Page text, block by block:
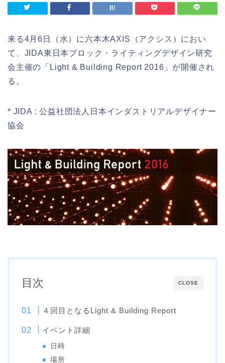
来る4月6日（水）に六本木AXIS（アクシス）におい
て、JIDA東日本ブロック・ライティングデザイン研究
会主催の「Light & Building Report 2016」が開催され
る。
* JIDA : 公益社団法人日本インダストリアルデザイナー
協会
CLOSE
目次
４回目となるLight & Building Report
イベント詳細
日時
場所